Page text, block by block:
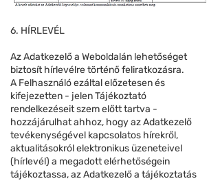
6. HÍRLEVÉL
Az Adatkezelő a Weboldalán lehetőséget
biztosít hírlevélre történő feliratkozásra.
A Felhasználó ezáltal előzetesen és
kifejezetten - jelen Tájékoztató
rendelkezéseit szem előtt tartva -
hozzájárulhat ahhoz, hogy az Adatkezelő
tevékenységével kapcsolatos hírekről,
aktualitásokról elektronikus üzeneteivel
(hírlevél) a megadott elérhetőségein
tájékoztassa, az Adatkezelő a tájékoztatás